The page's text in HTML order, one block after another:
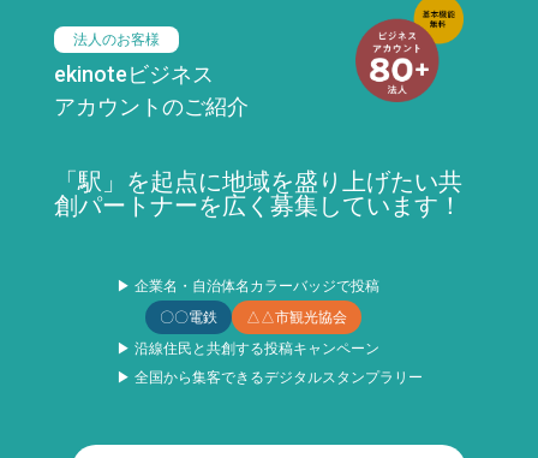
法人のお客様
ekinoteビジネス
アカウントのご紹介
「駅」を起点に地域を盛り上げたい共
創パートナーを広く募集しています！
▶ 企業名・自治体名カラーバッジで投稿
〇〇電鉄
△△市観光協会
▶ 沿線住民と共創する投稿キャンペーン
▶ 全国から集客できるデジタルスタンプラリー